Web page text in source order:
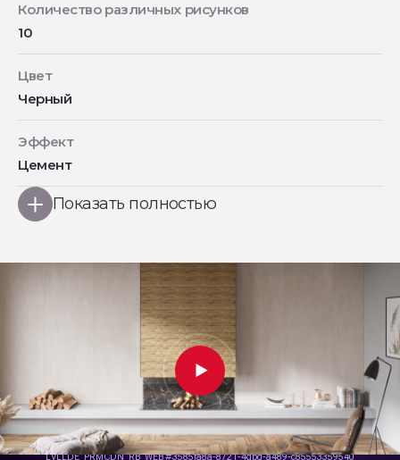
Количество различных рисунков
10
Цвет
Черный
Эффект
Цемент
Показать полностью